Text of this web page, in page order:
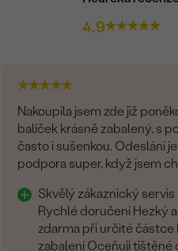
4.9
Nakoupila jsem zde již
balíček krásně zabalený, s
často i sušenkou. Odeslání
podpora super, když jsem
Skvělý zákaznický
Rychlé doručení Hezký
zdarma při určité částce
zabalení Oceňuji tištěné